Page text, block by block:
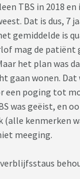
TBS in 2018 en
Dat is dus, 7
gemiddelde is
mag de patiënt
het plan was
gaan wonen. Dat
een poging tot
was geëist, en
kenmerken
meeging.